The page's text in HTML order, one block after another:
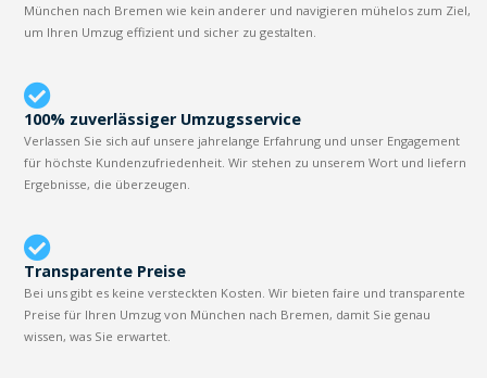
München nach Bremen wie kein anderer und navigieren mühelos zum Ziel,
um Ihren Umzug effizient und sicher zu gestalten.
100% zuverlässiger Umzugsservice
Verlassen Sie sich auf unsere jahrelange Erfahrung und unser Engagement
für höchste Kundenzufriedenheit. Wir stehen zu unserem Wort und liefern
Ergebnisse, die überzeugen.
Transparente Preise
Bei uns gibt es keine versteckten Kosten. Wir bieten faire und transparente
Preise für Ihren Umzug von München nach Bremen, damit Sie genau
wissen, was Sie erwartet.